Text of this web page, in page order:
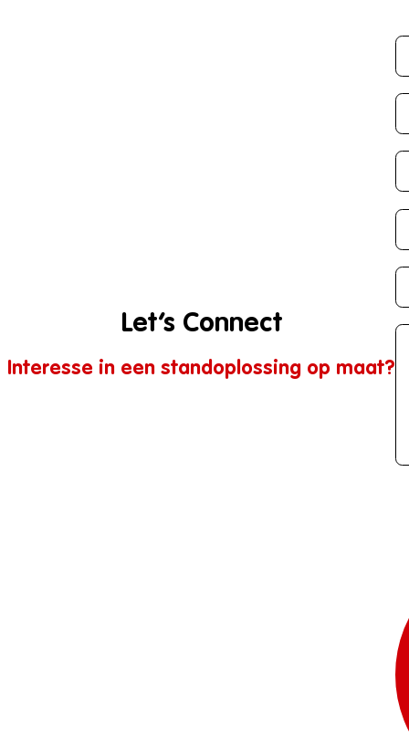
Let’s Connect
Interesse in een standoplossing op maat?